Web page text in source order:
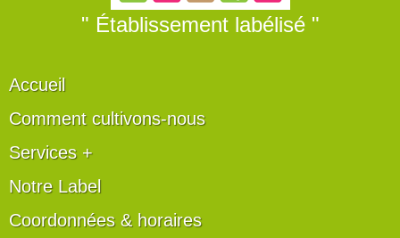
" Établissement labélisé "
Accueil
Comment cultivons-nous
Services +
Notre Label
Coordonnées & horaires